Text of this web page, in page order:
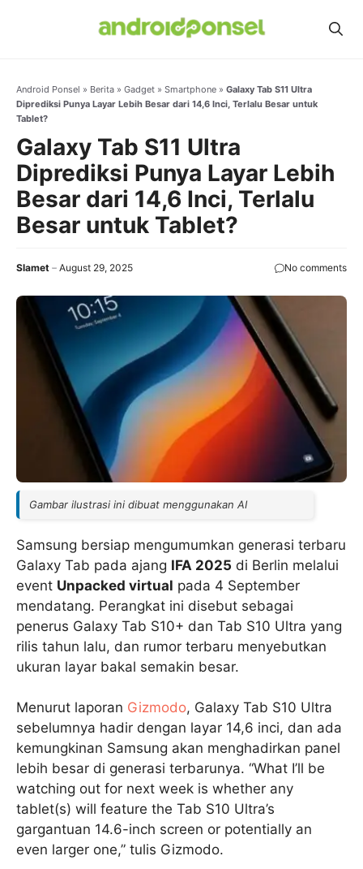
Android Ponsel » Berita » Gadget » Smartphone » Galaxy Tab S11 Ultra
Diprediksi Punya Layar Lebih Besar dari 14,6 Inci, Terlalu Besar untuk
Tablet?
Galaxy Tab S11 Ultra
Diprediksi Punya Layar Lebih
Besar dari 14,6 Inci, Terlalu
Besar untuk Tablet?
Slamet August 29, 2025 No comments
Gambar ilustrasi ini dibuat menggunakan AI
Samsung bersiap mengumumkan generasi terbaru
Galaxy Tab pada ajang IFA 2025 di Berlin melalui
event Unpacked virtual pada 4 September
mendatang. Perangkat ini disebut sebagai
penerus Galaxy Tab S10+ dan Tab S10 Ultra yang
rilis tahun lalu, dan rumor terbaru menyebutkan
ukuran layar bakal semakin besar.
Menurut laporan Gizmodo, Galaxy Tab S10 Ultra
sebelumnya hadir dengan layar 14,6 inci, dan ada
kemungkinan Samsung akan menghadirkan panel
lebih besar di generasi terbarunya. “What I’ll be
watching out for next week is whether any
tablet(s) will feature the Tab S10 Ultra’s
gargantuan 14.6-inch screen or potentially an
even larger one,” tulis Gizmodo.